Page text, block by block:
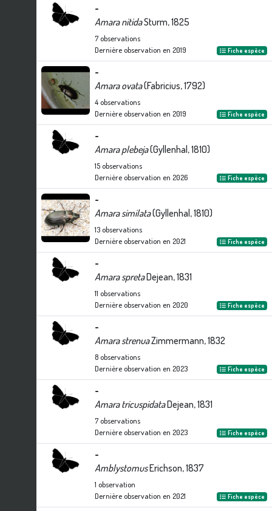
-
Amara nitidaSturm, 1825
7observations
Dernière observation en 2019 Fiche espèce
-
Amara ovata(Fabricius, 1792)
4observations
Dernière observation en 2019 Fiche espèce
-
Amara plebeja(Gyllenhal, 1810)
15observations
Dernière observation en 2026 Fiche espèce
-
Amara similata(Gyllenhal, 1810)
13observations
Dernière observation en 2021 Fiche espèce
-
Amara spretaDejean, 1831
11 observations
Dernière observation en 2020 Fiche espèce
-
Amara strenuaZimmermann, 1832
8observations
Dernière observation en 2023 Fiche espèce
-
Amara tricuspidataDejean, 1831
7observations
Dernière observation en 2023 Fiche espèce
-
AmblystomusErichson, 1837
1 observation
Dernière observation en 2021 Fiche espèce